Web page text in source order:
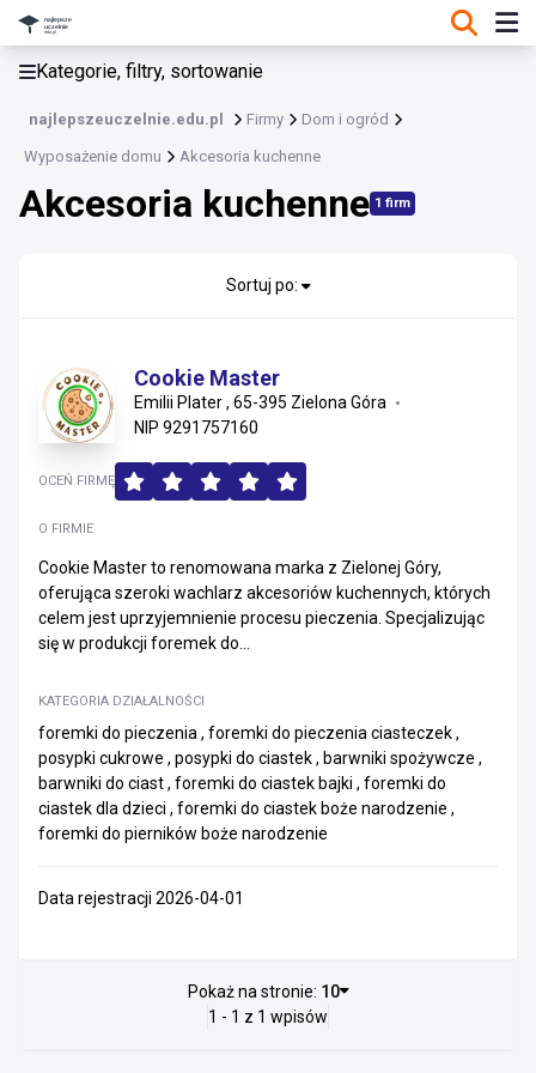
Kategorie, filtry, sortowanie
najlepszeuczelnie.edu.pl Firmy Dom i ogród
Wyposażenie domu Akcesoria kuchenne
Akcesoria kuchenne 1 firm
Wyposażenie domu
Akcesoria kuchenne
Dekoracje
Dywany i chodniki
Materace
Meble
Oświetlenie
Tekstylia
Inne
Sortuj po:
Cookie Master
Emilii Plater , 65-395 Zielona Góra
NIP 9291757160
O FIRMIE
Cookie Master to renomowana marka z Zielonej Góry,
oferująca szeroki wachlarz akcesoriów kuchennych, których
celem jest uprzyjemnienie procesu pieczenia. Specjalizując
się w produkcji foremek do...
KATEGORIA DZIAŁALNOŚCI
foremki do pieczenia , foremki do pieczenia ciasteczek ,
posypki cukrowe , posypki do ciastek , barwniki spożywcze ,
barwniki do ciast , foremki do ciastek bajki , foremki do
ciastek dla dzieci , foremki do ciastek boże narodzenie ,
foremki do pierników boże narodzenie
OCEŃ FIRMĘ
Data rejestracji 2026-04-01
Pokaż na stronie: 10
1 - 1 z 1 wpisów